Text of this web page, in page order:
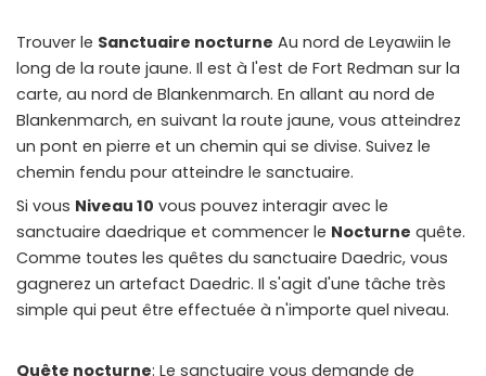
Limited-time game codes
Temporary download keys — grab them fast, they expire
Steam Games Giveaways
Global contests to win full Steam games & gift cards
Zero Ads • Zero Spam
No promotions, no junk — just pure gaming content
Instant Telegram Delivery
Everything arrives directly — faster than websites or email
Exclusive guides & secrets never published anywhere else
Trouver le Sanctuaire nocturne Au nord de Leyawiin le
long de la route jaune. Il est à l'est de Fort Redman sur la
carte, au nord de Blankenmarch. En allant au nord de
Blankenmarch, en suivant la route jaune, vous atteindrez
un pont en pierre et un chemin qui se divise. Suivez le
chemin fendu pour atteindre le sanctuaire.
Si vous Niveau 10 vous pouvez interagir avec le
sanctuaire daedrique et commencer le Nocturne quête.
Comme toutes les quêtes du sanctuaire Daedric, vous
gagnerez un artefact Daedric. Il s'agit d'une tâche très
simple qui peut être effectuée à n'importe quel niveau.
Quête nocturne: Le sanctuaire vous demande de